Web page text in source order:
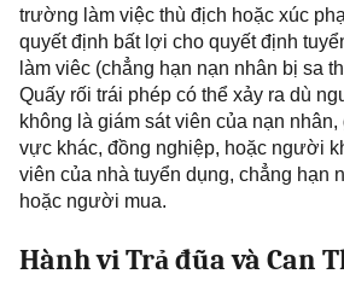
trường làm việc thù địch hoặc xúc
quyết định bất lợi cho quyết định
làm viêc (chẳng hạn nạn nhân bị sa
Quấy rối trái phép có thể xảy ra dù
không là giám sát viên của nạn
vực khác, đồng nghiệp, hoặc người
viên của nhà tuyển dụng, chẳng hạn
hoặc người mua.
Hành vi Trả đũa và Can